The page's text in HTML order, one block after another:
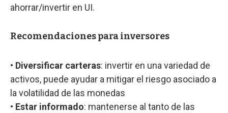
ahorrar/invertir en UI.
Recomendaciones para inversores
• Diversificar carteras: invertir en una variedad de
activos, puede ayudar a mitigar el riesgo asociado a
la volatilidad de las monedas
• Estar informado: mantenerse al tanto de las